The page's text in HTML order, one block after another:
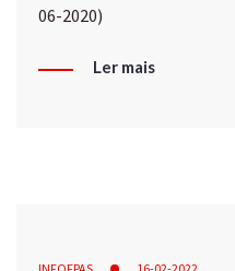
06-2020)
Ler mais